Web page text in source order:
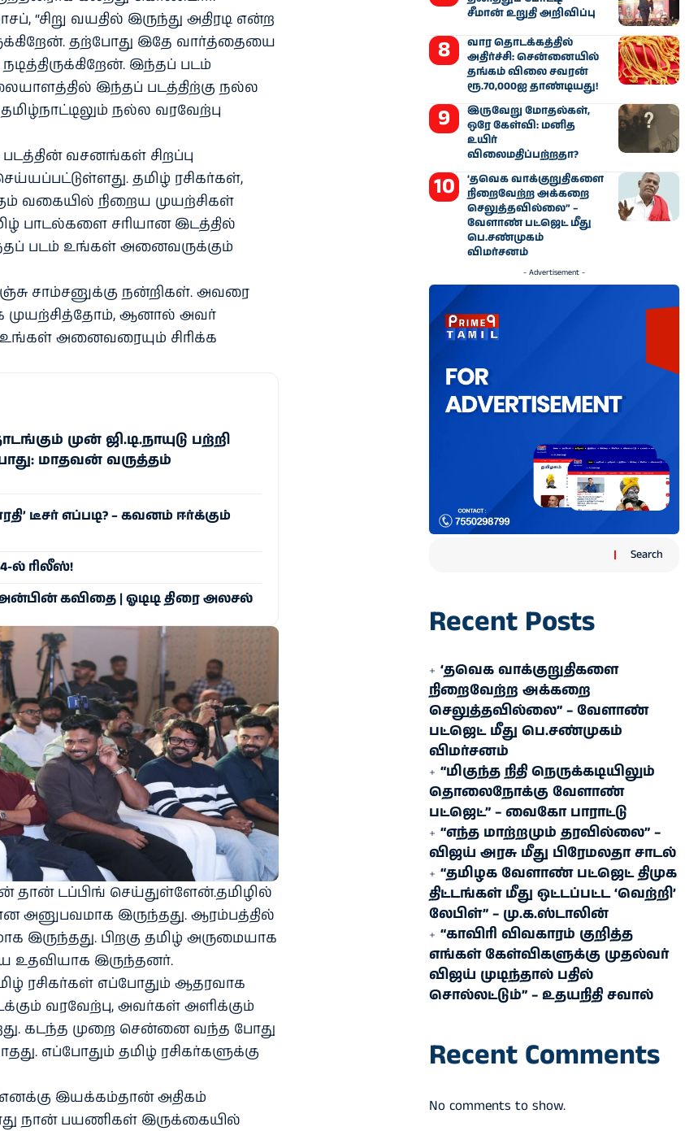
“சிறு வயதில் இருந்து அதிரடி என்ற
தற்போது இதே வார்த்தையை
இந்தப் படம்
இந்தப் படத்திற்கு நல்ல
தமிழ்நாட்டிலும் நல்ல வரவேற்பு
வசனங்கள் சிறப்பு
தமிழ் ரசிகர்கள்,
வகையில் நிறைய முயற்சிகள்
பாடல்களை சரியான இடத்தில்
படம் உங்கள் அனைவருக்கும்
சாம்சனுக்கு நன்றிகள். அவரை
முயற்சித்தோம், ஆனால் அவர்
அனைவரையும் சிரிக்க
முன் ஜி.டி.நாயுடு பற்றி
மாதவன் வருத்தம்
டீசர் எப்படி? – கவனம் ஈர்க்கும்
ல் ரிலீஸ்!
கவிதை | ஓடிடி திரை அலசல்
தான் டப்பிங் செய்துள்ளேன்.தமிழில்
அனுபவமாக இருந்தது. ஆரம்பத்தில்
இருந்தது. பிறகு தமிழ் அருமையாக
உதவியாக இருந்தனர்.
ரசிகர்கள் எப்போதும் ஆதரவாக
வரவேற்பு, அவர்கள் அளிக்கும்
கடந்த முறை சென்னை வந்த போது
எப்போதும் தமிழ் ரசிகர்களுக்கு
எனக்கு இயக்கம்தான் அதிகம்
போது நான் பயணிகள் இருக்கையில்
சீமான் உறுதி அறிவிப்பு
வார தொடக்கத்தில்
அதிர்ச்சி: சென்னையில்
தங்கம் விலை சவரன்
ரூ.70,000ஐ தாண்டியது!
இருவேறு மோதல்கள்,
ஒரே கேள்வி: மனித
உயிர்
விலைமதிப்பற்றதா?
‘தவெக வாக்குறுதிகளை
நிறைவேற்ற அக்கறை
செலுத்தவில்லை” –
வேளாண் பட்ஜெட் மீது
பெ.சண்முகம்
விமர்சனம்
- Advertisement -
Search
Recent Posts
‘தவெக வாக்குறுதிகளை
நிறைவேற்ற அக்கறை
செலுத்தவில்லை” – வேளாண்
பட்ஜெட் மீது பெ.சண்முகம்
விமர்சனம்
“மிகுந்த நிதி நெருக்கடியிலும்
தொலைநோக்கு வேளாண்
பட்ஜெட்” – வைகோ பாராட்டு
“எந்த மாற்றமும் தரவில்லை” –
விஜய் அரசு மீது பிரேமலதா சாடல்
“தமிழக வேளாண் பட்ஜெட் திமுக
திட்டங்கள் மீது ஒட்டப்பட்ட ‘வெற்றி’
லேபிள்” – மு.க.ஸ்டாலின்
“காவிரி விவகாரம் குறித்த
எங்கள் கேள்விகளுக்கு முதல்வர்
விஜய் முடிந்தால் பதில்
சொல்லட்டும்” – உதயநிதி சவால்
Recent Comments
No comments to show.